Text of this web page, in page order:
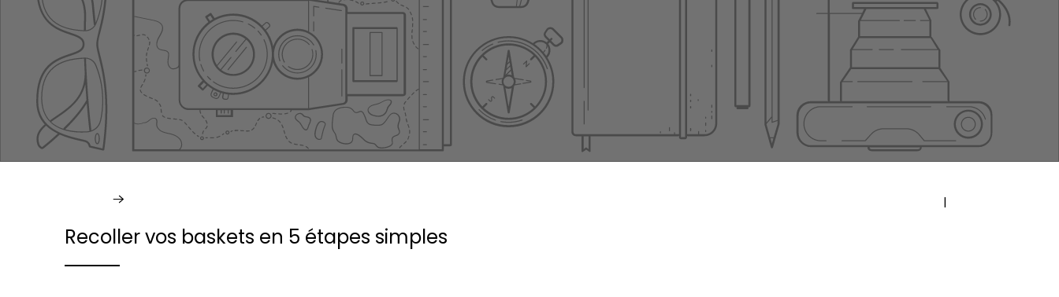
|
Recoller vos baskets en 5 étapes simples